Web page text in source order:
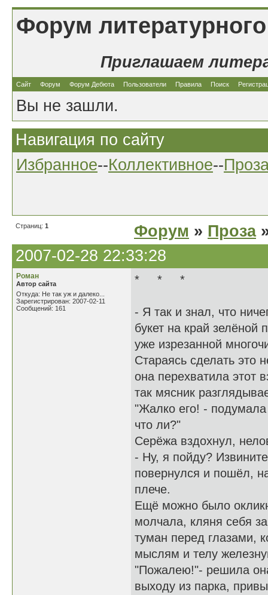
Форум
Приглашаем
Сайт Форум Форум Дебюта Пользователи Правила Поиск
Вы не зашли.
Навигация по сайту
Избранное--Коллективное--
Страниц: 1 Форум » Проза
2007-02-28 22:33:28
Роман
Автор сайта
Откуда: Не так уж и далеко...
Зарегистрирован: 2007-02-11
Сообщений: 161
* * *
- Я так и знал, что
букет на край
уже изрезанной
Стараясь сделать это
она перехватила этот
так мясник
"Жалко его! -
что ли?"
Серёжа вздохнул,
- Ну, я пойду?
повернулся и пошёл,
плече.
Ещё можно было
молчала, кляня себя
туман перед глазами,
мыслям и телу
"Пожалею!"- решила
выходу из парка,